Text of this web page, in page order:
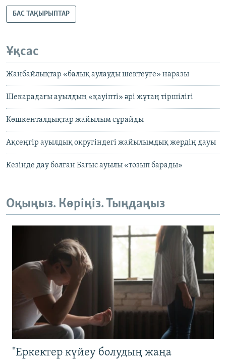
БАС ТАҚЫРЫПТАР
Ұқсас
Жанбайлықтар «балық аулауды шектеуге» наразы
Шекарадағы ауылдың «қауіпті» әрі жұтаң тіршілігі
Көшкенталдықтар жайылым сұрайды
Ақсеңгір ауылдық округіндегі жайылымдық жердің дауы
Кезінде дау болған Бағыс ауылы «тозып барады»
Оқыңыз. Көріңіз. Тыңдаңыз
"Еркектер күйеу болудың жаңа